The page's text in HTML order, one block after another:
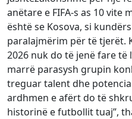
anëtare e FIFA-s as 10 vite
është se Kosova, si
paralajmërim për të tjerët.
2026 nuk do të jenë fare
marrë parasysh grupin
treguar talent dhe
ardhmen e afërt do të
historinë e futbollit tuaj”,